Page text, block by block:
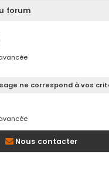
forum
ne correspond à vos
Nous contacter